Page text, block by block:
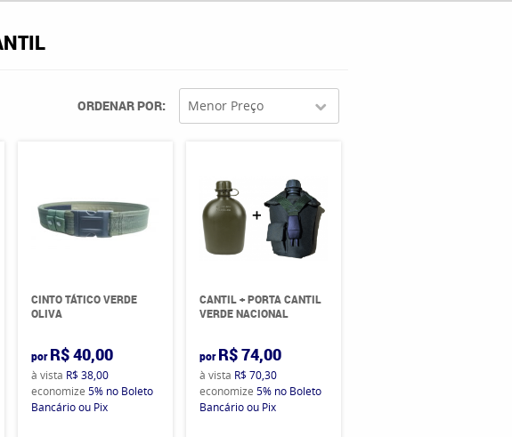
ORDENAR POR Menor Preço
CINTO TÁTICO VERDE
OLIVA
por R$ 40,00
à vista R$ 38,00
economize5% no Boleto
Bancário ou Pix
CANTIL + PORTA CANTIL
VERDE NACIONAL
por R$ 74,00
à vista R$ 70,30
economize5% no Boleto
Bancário ou Pix